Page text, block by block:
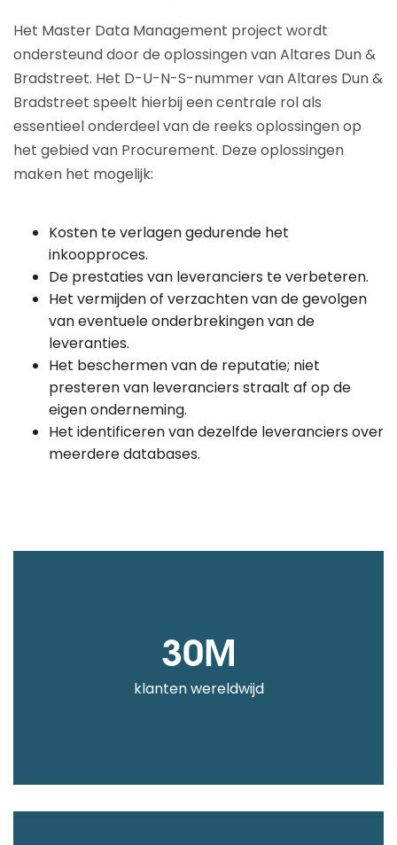
Het Master Data Management project wordt
ondersteund door de oplossingen van Altares Dun &
Bradstreet. Het D-U-N-S-nummer van Altares Dun &
Bradstreet speelt hierbij een centrale rol als
essentieel onderdeel van de reeks oplossingen op
het gebied van Procurement. Deze oplossingen
maken het mogelijk:
Kosten te verlagen gedurende het
inkoopproces.
De prestaties van leveranciers te verbeteren.
Het vermijden of verzachten van de gevolgen
van eventuele onderbrekingen van de
leveranties.
Het beschermen van de reputatie; niet
presteren van leveranciers straalt af op de
eigen onderneming.
Het identificeren van dezelfde leveranciers over
meerdere databases.
30M
klanten wereldwijd